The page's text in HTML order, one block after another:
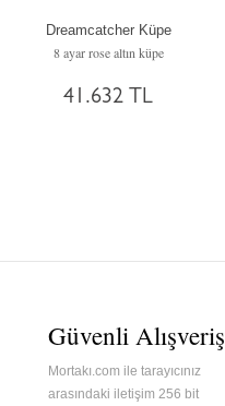
Dreamcatcher Küpe
8 ayar rose altın küpe
41.632 TL
Güvenli Alışveriş
Mortakı.com ile tarayıcınız
arasındaki iletişim 256 bit